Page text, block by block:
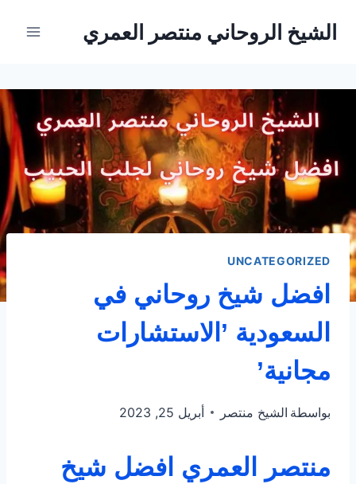
إلىالشيخ الروحاني منتصر العمري
UNCATEGORIZED
افضل شيخ روحاني في
السعودية ’الاستشارات
مجانية’
بواسطة الشيخ منتصر أبريل 25, 2023
منتصر العمري افضل شيخ